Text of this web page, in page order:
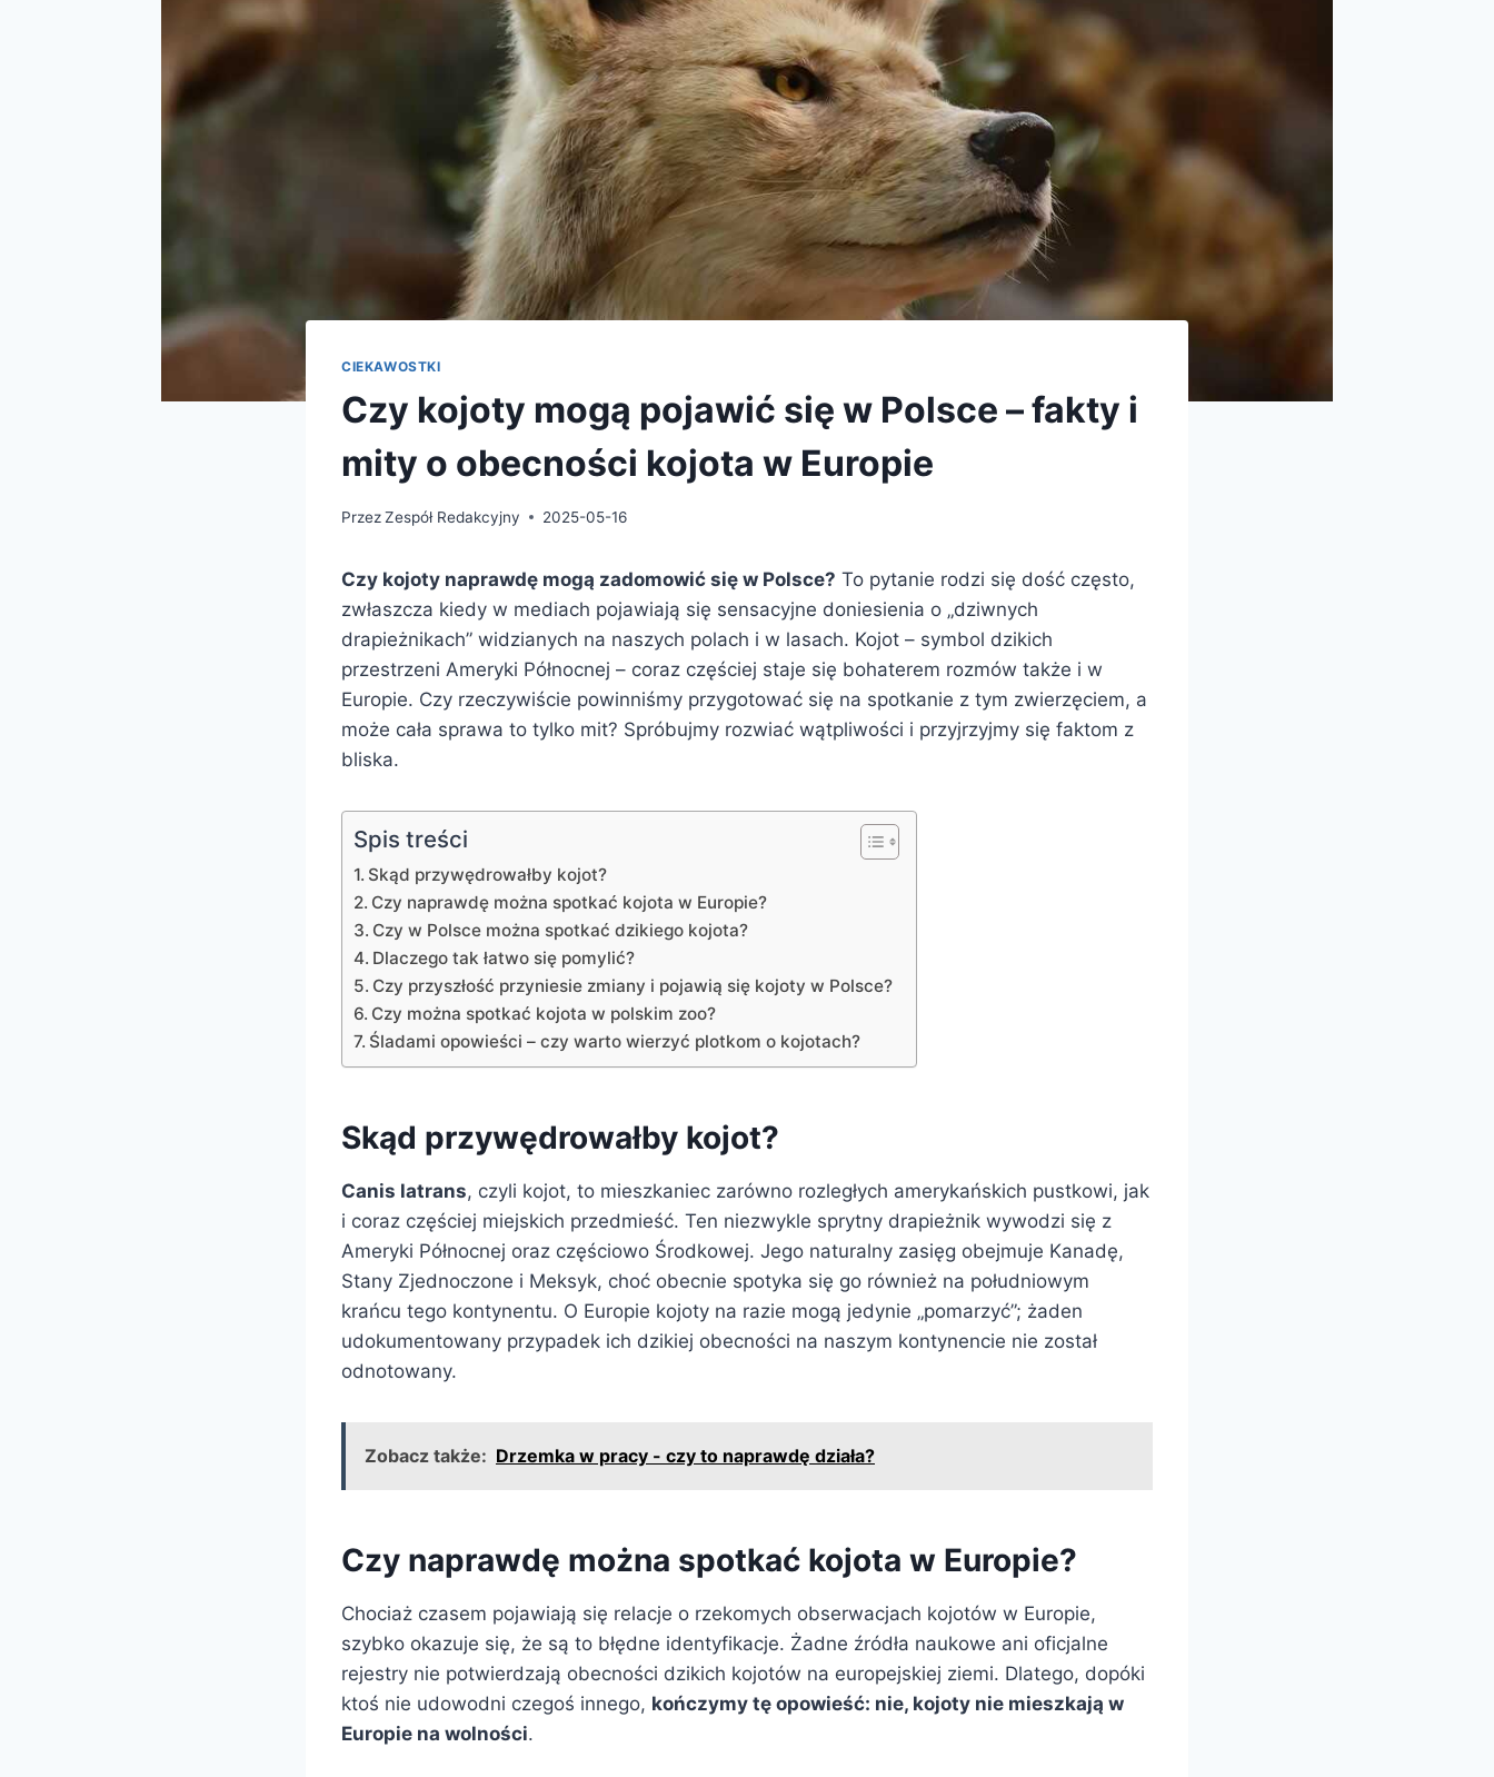
CIEKAWOSTKI
Czy kojoty mogą pojawić się w Polsce – fakty i
mity o obecności kojota w Europie
PrzezZespół Redakcyjny 2025-05-16
Czy kojoty naprawdę mogą zadomowić się w Polsce? To pytanie rodzi się dość często,
zwłaszcza kiedy w mediach pojawiają się sensacyjne doniesienia o „dziwnych
drapieżnikach” widzianych na naszych polach i w lasach. Kojot – symbol dzikich
przestrzeni Ameryki Północnej – coraz częściej staje się bohaterem rozmów także i w
Europie. Czy rzeczywiście powinniśmy przygotować się na spotkanie z tym zwierzęciem, a
może cała sprawa to tylko mit? Spróbujmy rozwiać wątpliwości i przyjrzyjmy się faktom z
bliska.
Spis treści
Skąd przywędrowałby kojot?
Czy naprawdę można spotkać kojota w Europie?
Czy w Polsce można spotkać dzikiego kojota?
Dlaczego tak łatwo się pomylić?
Czy przyszłość przyniesie zmiany i pojawią się kojoty w Polsce?
Czy można spotkać kojota w polskim zoo?
Śladami opowieści – czy warto wierzyć plotkom o kojotach?
Skąd przywędrowałby kojot?
Canis latrans, czyli kojot, to mieszkaniec zarówno rozległych amerykańskich pustkowi, jak
i coraz częściej miejskich przedmieść. Ten niezwykle sprytny drapieżnik wywodzi się z
Ameryki Północnej oraz częściowo Środkowej. Jego naturalny zasięg obejmuje Kanadę,
Stany Zjednoczone i Meksyk, choć obecnie spotyka się go również na południowym
krańcu tego kontynentu. O Europie kojoty na razie mogą jedynie „pomarzyć”; żaden
udokumentowany przypadek ich dzikiej obecności na naszym kontynencie nie został
odnotowany.
Zobacz także: Drzemka w pracy - czy to naprawdę działa?
Czy naprawdę można spotkać kojota w Europie?
Chociaż czasem pojawiają się relacje o rzekomych obserwacjach kojotów w Europie,
szybko okazuje się, że są to błędne identyfikacje. Żadne źródła naukowe ani oficjalne
rejestry nie potwierdzają obecności dzikich kojotów na europejskiej ziemi. Dlatego, dopóki
ktoś nie udowodni czegoś innego, kończymy tę opowieść: nie, kojoty nie mieszkają w
Europie na wolności.